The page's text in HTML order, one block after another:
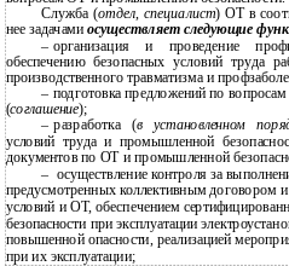
Служба (отдел, специалист) ОТ в
нее задачамиосуществляет следующие
– организация и проведение
обеспечению безопасных условий труда
производственного травматизма и
– подготовка предложений по
(соглашение);
– разработка (в установленном
условий труда и промышленной
документов по ОТ и промышленной
– осуществление контроля за
предусмотренных коллективным договором
условий и ОТ, обеспечением
безопасности при эксплуатации
повышенной опасности, реализацией
при их эксплуатации;